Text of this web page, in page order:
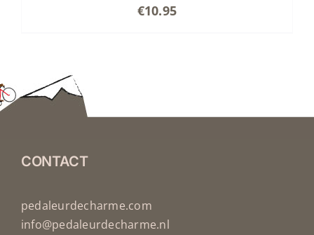
€10.95
CONTACT
pedaleurdecharme.com
info@pedaleurdecharme.nl